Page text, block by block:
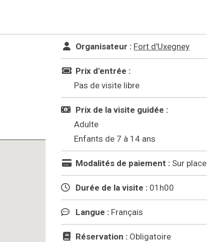
Organisateur : Fort d'Uxegney
Prix d'entrée :
Pas de visite libre
Prix de la visite guidée :
Adulte
Enfants de 7 à 14 ans
Modalités de paiement : Sur place
Durée de la visite : 01h00
Langue : Français
Réservation : Obligatoire